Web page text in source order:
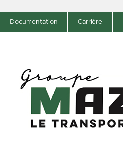
Documentation Carriére